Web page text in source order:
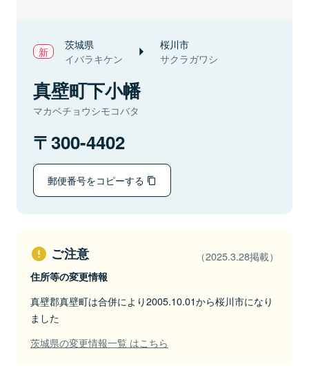
茨城県
イバラキケン
桜川市
サクラガワシ
真壁町下小幡
マカベチョウシモコバタ
300-4402
郵便番号をコピーする
ご注意 （2025.3.28掲載）
住所等の変更情報
真壁郡真壁町は合併により2005.10.01から桜川市になり
ました
茨城県の変更情報一覧 はこちら